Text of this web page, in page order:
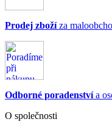
Prodej zbožíza
Odborné poradenstvía
O společnosti